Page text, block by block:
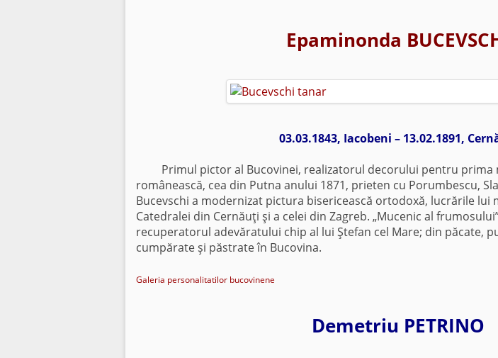
Epaminonda
03.03.1843, Iacobeni – 13.02.1891,
Primul pictor al Bucovinei, realizatorul decorului pentru prima
românească, cea din Putna anului 1871, prieten cu Porumbescu,
Bucevschi a modernizat pictura bisericească ortodoxă, lucrările
Catedralei din Cernăuţi şi a celei din Zagreb. „Mucenic al
recuperatorul adevăratului chip al lui Ştefan cel Mare; din păcate,
cumpărate şi păstrate în Bucovina.
Galeria personalitatilor bucovinene
Demetriu PETRINO